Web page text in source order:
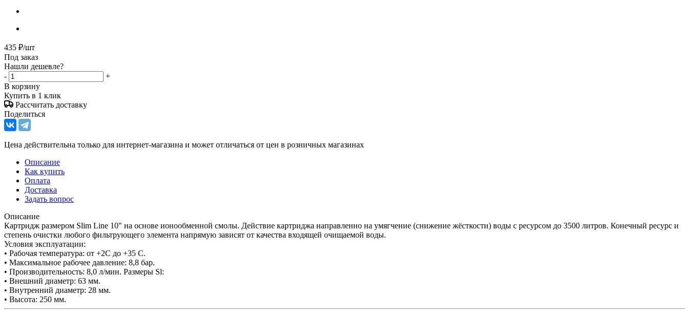
435 ₽/шт
Под заказ
Нашли дешевле?
-
+
В корзину
Купить в 1 клик
Рассчитать доставку
Поделиться
Цена действительна только для интернет-магазина и может отличаться от цен в розничных магазинах
Описание
Как купить
Оплата
Доставка
Задать вопрос
Описание
Картридж размером Slim Line 10" на основе ионообменной смолы. Действие картриджа направленно на умягчение (снижение жёсткости) воды с ресурсом до 3500 литров. Конечный ресурс и
степень очистки любого фильтрующего элемента напрямую зависят от качества входящей очищаемой воды.
Условия эксплуатации:
• Рабочая температура: от +2С до +35 С.
• Максимальное рабочее давление: 8,8 бар.
• Производительность: 8,0 л/мин. Размеры Sl:
• Внешний диаметр: 63 мм.
• Внутренний диаметр: 28 мм.
• Высота: 250 мм.